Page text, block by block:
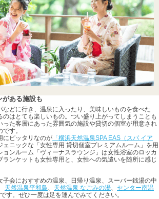
がある施設も
などに行き、温泉に入ったり、美味しいものを食べた
のはとても楽しいもの。つい盛り上がってしまうことも
った客層にあった雰囲気の施設や貸切の個室が用意され
す。
にピッタリなのが 「横浜天然温泉SPA EAS（スパ イア
ェニックな「女性専用 貸切個室プレミアムルーム」を用
ンルーム「ヴィーナスラウンジ」は女性浴室のロッカ
ランケットも女性専用と、女性への気遣いを随所に感じ
子会におすすめの温泉、日帰り温泉、スーパー銭湯の中
天然温泉平和島 天然温泉 なごみの湯
センター南温
す。ぜひ一度は足を運んでみてください。